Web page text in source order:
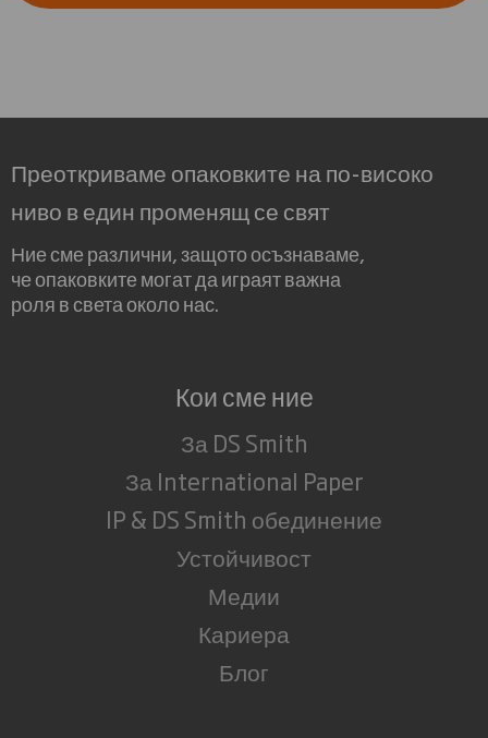
Преоткриваме опаковките на по-високо
ниво в един променящ се свят
Ние сме различни, защото осъзнаваме,
че опаковките могат да играят важна
роля в света около нас.
Кои сме ние
За DS Smith
За International Paper
IP & DS Smith обединение
Устойчивост
Медии
Кариера
Блог